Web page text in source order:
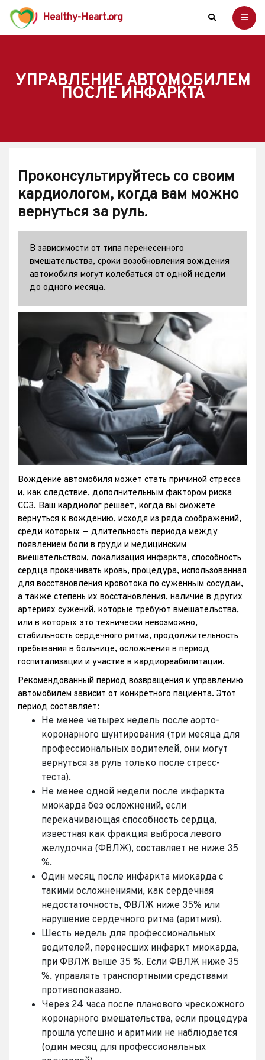
Healthy-Heart.org
УПРАВЛЕНИЕ АВТОМОБИЛЕМ
ПОСЛЕ ИНФАРКТА
Проконсультируйтесь со своим
кардиологом, когда вам можно
вернуться за руль.
В зависимости от типа перенесенного
вмешательства, сроки возобновления вождения
автомобиля могут колебаться от одной недели
до одного месяца.
Вождение автомобиля может стать причиной стресса
и, как следствие, дополнительным фактором риска
ССЗ. Ваш кардиолог решает, когда вы сможете
вернуться к вождению, исходя из ряда соображений,
среди которых — длительность периода между
появлением боли в груди и медицинским
вмешательством, локализация инфаркта, способность
сердца прокачивать кровь, процедура, использованная
для восстановления кровотока по суженным сосудам,
а также степень их восстановления, наличие в других
артериях сужений, которые требуют вмешательства,
или в которых это технически невозможно,
стабильность сердечного ритма, продолжительность
пребывания в больнице, осложнения в период
госпитализации и участие в кардиореабилитации.
Рекомендованный период возвращения к управлению
автомобилем зависит от конкретного пациента. Этот
период составляет:
Не менее четырех недель после аорто-
коронарного шунтирования (три месяца для
профессиональных водителей, они могут
вернуться за руль только после стресс-
теста).
Не менее одной недели после инфаркта
миокарда без осложнений, если
перекачивающая способность сердца,
известная как фракция выброса левого
желудочка (ФВЛЖ), составляет не ниже 35
%.
Один месяц после инфаркта миокарда с
такими осложнениями, как сердечная
недостаточность, ФВЛЖ ниже 35% или
нарушение сердечного ритма (аритмия).
Шесть недель для профессиональных
водителей, перенесших инфаркт миокарда,
при ФВЛЖ выше 35 %. Если ФВЛЖ ниже 35
%, управлять транспортными средствами
противопоказано.
Через 24 часа после планового чрескожного
коронарного вмешательства, если процедура
прошла успешно и аритмии не наблюдается
(один месяц для профессиональных